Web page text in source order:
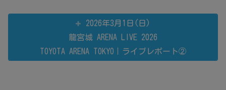
2026年3月1日(日)
龍宮城 ARENA LIVE 2026
TOYOTA ARENA TOKYO｜ライブレポート②